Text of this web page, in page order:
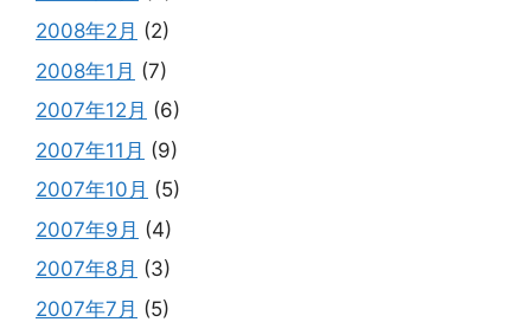
2008年2月 (2)
2008年1月 (7)
2007年12月 (6)
2007年11月 (9)
2007年10月 (5)
2007年9月 (4)
2007年8月 (3)
2007年7月 (5)